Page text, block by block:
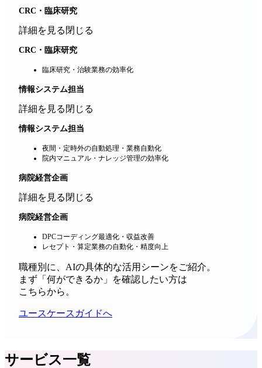
CRC・臨床研究
詳細を見る 閉じる
CRC・臨床研究
臨床研究・治験業務の効率化
情報システム担当
詳細を見る 閉じる
情報システム担当
夜間・定時外の自動処理・業務自動化
院内マニュアル・ナレッジ管理の効率化
病院経営企画
詳細を見る 閉じる
病院経営企画
DPCコーディング最適化・収益改善
レセプト・算定業務の自動化・精度向上
職種別に、AIの具体的な活用シーンをご紹介。
まず「何ができるか」を確認したい方は
こちらから。
ユースケースガイドへ
サービス一覧